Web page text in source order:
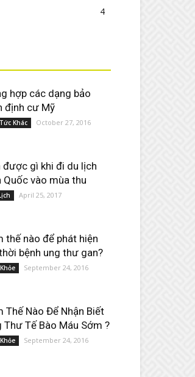
4
hợp các dạng bảo
định cư Mỹ
Khác October 27, 2016
được gì khi đi du lịch
Quốc vào mùa thu
April 25, 2017
thế nào để phát hiện
bệnh ung thư gan?
September 24, 2016
Thế Nào Để Nhận Biết
Thư Tế Bào Máu Sớm ?
September 24, 2016